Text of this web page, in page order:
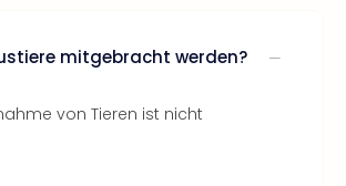
mitgebracht werden?
von Tieren ist nicht